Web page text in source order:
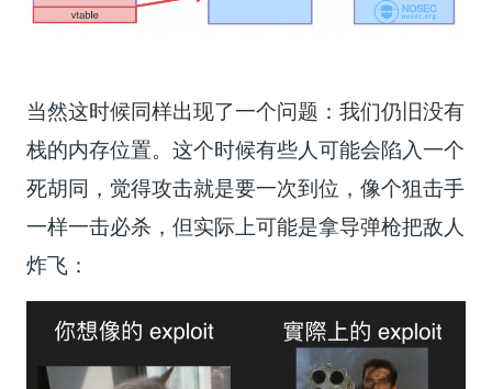
当然这时候同样出现了一个问题：我们仍旧没有
栈的内存位置。这个时候有些人可能会陷入一个
死胡同，觉得攻击就是要一次到位，像个狙击手
一样一击必杀，但实际上可能是拿导弹枪把敌人
炸飞：